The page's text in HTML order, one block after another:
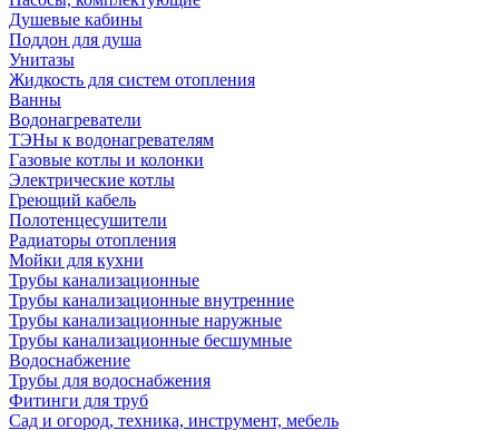
Душевые кабины
Поддон для душа
Унитазы
Жидкость для систем отопления
Ванны
Водонагреватели
ТЭНы к водонагревателям
Газовые котлы и колонки
Электрические котлы
Греющий кабель
Полотенцесушители
Радиаторы отопления
Мойки для кухни
Трубы канализационные
Трубы канализационные внутренние
Трубы канализационные наружные
Трубы канализационные бесшумные
Водоснабжение
Трубы для водоснабжения
Фитинги для труб
Сад и огород, техника, инструмент, мебель